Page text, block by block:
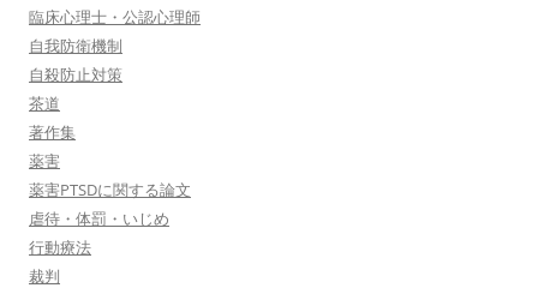
臨床心理士・公認心理師
自我防衛機制
自殺防止対策
茶道
著作集
薬害
薬害PTSDに関する論文
虐待・体罰・いじめ
行動療法
裁判